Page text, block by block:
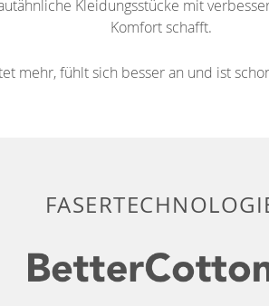
Kleidungsstücke mit
Komfort schafft.
mehr, fühlt sich besser an und ist